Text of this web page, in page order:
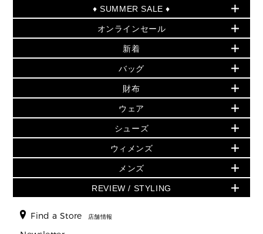
♦ SUMMER SALE ♦
セールおすすめアイテム
▶ ウィメンズ
バッグ
小物
シューズ・靴
ウェア
アクセサリー
時計
▶ メンズ
バッグ
オンラインセール
PRODUCT OF THE MONTH - 今月の特別価格
再値下げアイテム
追加アイテム
▶ ウィメンズすべて(ウェア・シューズ除く)
バッグ
財布・小物
ウェア
シューズ
時計・ジュエリー
アクセサリー
新着
夏のスタイル
▶ すべて
▶ ウィメンズすべて
財布・小物
アクセサリー
フレグランス
シューズ
▶ メンズすべて
バッグ
人気の定番アイテム
日本限定 - バッグ
▶ ウィメンズすべて
トートバッグ
ショルダーバッグ
クロスボディ・斜め掛け
トラベル
財布
日本限定 - 財布・小物
▶ ウィメンズすべて
GREENWICH
折り財布(二つ折り・三つ折り)
長財布
ウェア
▶ ウィメンズすべて
トップス
スカート・パンツ
ジャケット・アウター
▶ メンズすべて
シューズ
▶ ウィメンズすべて
サンダル
スニーカー
▶ メンズすべて
ウィメンズ
人気の定番アイテム
▶ ウィメンズすべて
メンズ
▶ メンズすべて
REVIEW / STYLING
Find a Store 店舗情報